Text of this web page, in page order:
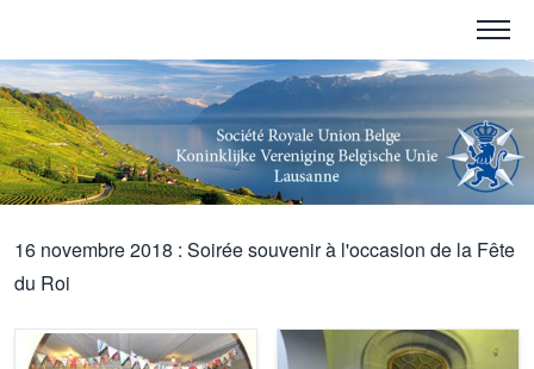
16 novembre 2018 : Soirée souvenir à l'occasion de la Fête
du Roi